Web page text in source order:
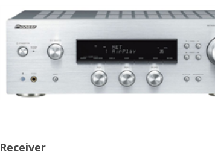
Receiver